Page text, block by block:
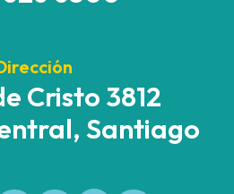
Cristo 3812
Santiago